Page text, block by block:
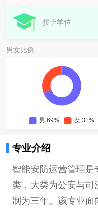
授予学位
男女比例
专业介绍
智能安防运营管理
类，大类为公安与
制为三年。该专业